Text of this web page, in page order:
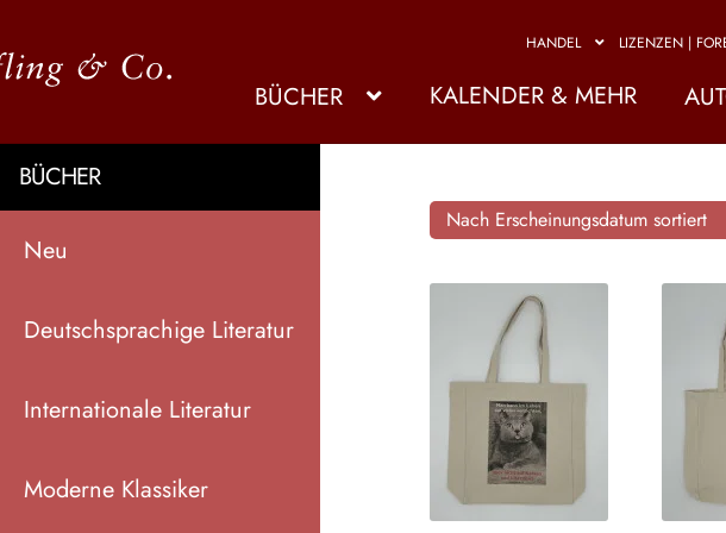
HANDEL LIZENZEN |
BÜCHER KALENDER & MEHR
BÜCHER
Neu
Deutschsprachige Literatur
Internationale Literatur
Moderne Klassiker
Nach Erscheinungsdatum sortiert